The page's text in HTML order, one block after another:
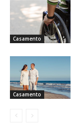
Casamento
Casamento